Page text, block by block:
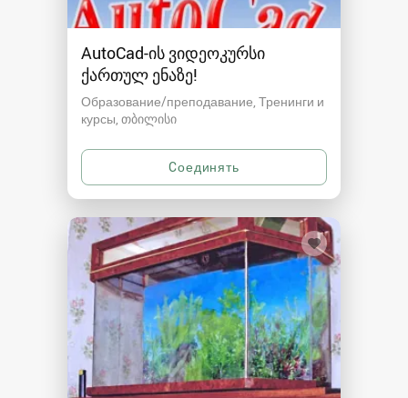
AutoCad-ის ვიდეოკურსი
ქართულ ენაზე!
Образование/преподавание, Тренинги и
курсы თბილისი